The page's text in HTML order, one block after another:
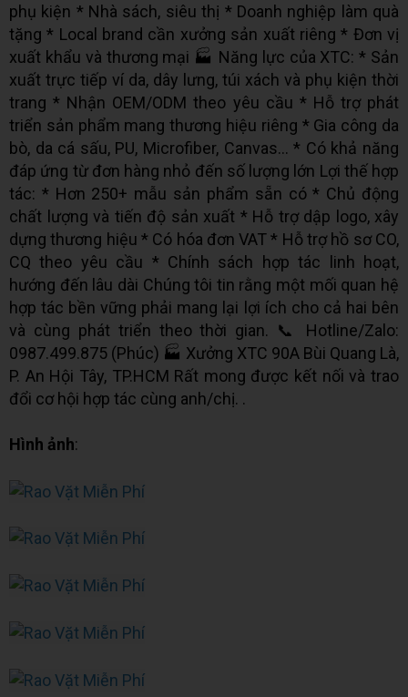
phụ kiện * Nhà sách, siêu thị * Doanh nghiệp làm quà
tặng * Local brand cần xưởng sản xuất riêng * Đơn vị
xuất khẩu và thương mại 🏭 Năng lực của XTC: * Sản
xuất trực tiếp ví da, dây lưng, túi xách và phụ kiện thời
trang * Nhận OEM/ODM theo yêu cầu * Hỗ trợ phát
triển sản phẩm mang thương hiệu riêng * Gia công da
bò, da cá sấu, PU, Microfiber, Canvas... * Có khả năng
đáp ứng từ đơn hàng nhỏ đến số lượng lớn Lợi thế hợp
tác: * Hơn 250+ mẫu sản phẩm sẵn có * Chủ động
chất lượng và tiến độ sản xuất * Hỗ trợ dập logo, xây
dựng thương hiệu * Có hóa đơn VAT * Hỗ trợ hồ sơ CO,
CQ theo yêu cầu * Chính sách hợp tác linh hoạt,
hướng đến lâu dài Chúng tôi tin rằng một mối quan hệ
hợp tác bền vững phải mang lại lợi ích cho cả hai bên
và cùng phát triển theo thời gian. 📞 Hotline/Zalo:
0987.499.875 (Phúc) 🏭 Xưởng XTC 90A Bùi Quang Là,
P. An Hội Tây, TP.HCM Rất mong được kết nối và trao
đổi cơ hội hợp tác cùng anh/chị. .
Hình ảnh: